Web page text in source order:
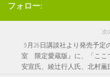
フォロー:
次
9月26日講談社より発売予定
室 限定愛蔵版』に、「ここ
安宣氏、綾辻行人氏、北村薫